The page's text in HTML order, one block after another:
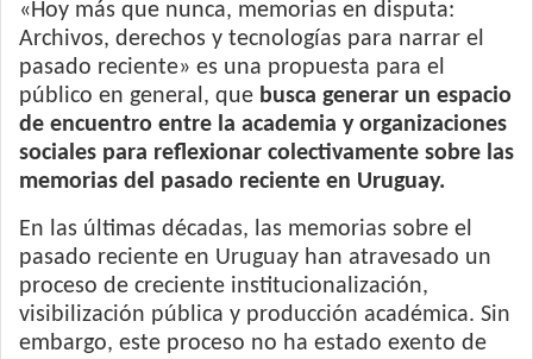
«Hoy más que nunca, memorias en disputa:
Archivos, derechos y tecnologías para narrar el
pasado reciente» es una propuesta para el
público en general, que busca generar un espacio
de encuentro entre la academia y organizaciones
sociales para reflexionar colectivamente sobre las
memorias del pasado reciente en Uruguay.
En las últimas décadas, las memorias sobre el
pasado reciente en Uruguay han atravesado un
proceso de creciente institucionalización,
visibilización pública y producción académica. Sin
embargo, este proceso no ha estado exento de